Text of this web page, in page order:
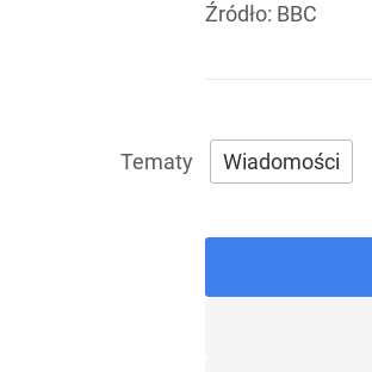
Źródło: BBC
Wiadomości